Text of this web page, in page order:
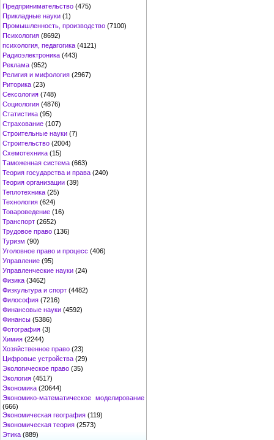
Предпринимательство (475)
Прикладные науки (1)
Промышленность, производство (7100)
Психология (8692)
психология, педагогика (4121)
Радиоэлектроника (443)
Реклама (952)
Религия и мифология (2967)
Риторика (23)
Сексология (748)
Социология (4876)
Статистика (95)
Страхование (107)
Строительные науки (7)
Строительство (2004)
Схемотехника (15)
Таможенная система (663)
Теория государства и права (240)
Теория организации (39)
Теплотехника (25)
Технология (624)
Товароведение (16)
Транспорт (2652)
Трудовое право (136)
Туризм (90)
Уголовное право и процесс (406)
Управление (95)
Управленческие науки (24)
Физика (3462)
Физкультура и спорт (4482)
Философия (7216)
Финансовые науки (4592)
Финансы (5386)
Фотография (3)
Химия (2244)
Хозяйственное право (23)
Цифровые устройства (29)
Экологическое право (35)
Экология (4517)
Экономика (20644)
Экономико-математическое моделирование
(666)
Экономическая география (119)
Экономическая теория (2573)
Этика (889)